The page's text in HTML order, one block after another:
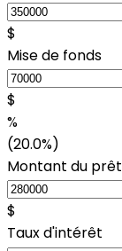
$
Mise de fonds
$
%
(20.0%)
Montant du prêt
$
Taux d'intérêt